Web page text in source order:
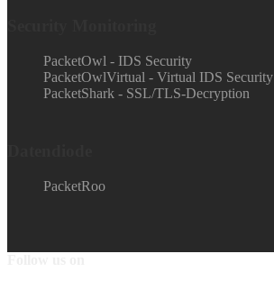
PacketOwl - IDS Security
PacketOwlVirtual - Virtual IDS Security
PacketShark - SSL/TLS-Decryption
PacketRoo